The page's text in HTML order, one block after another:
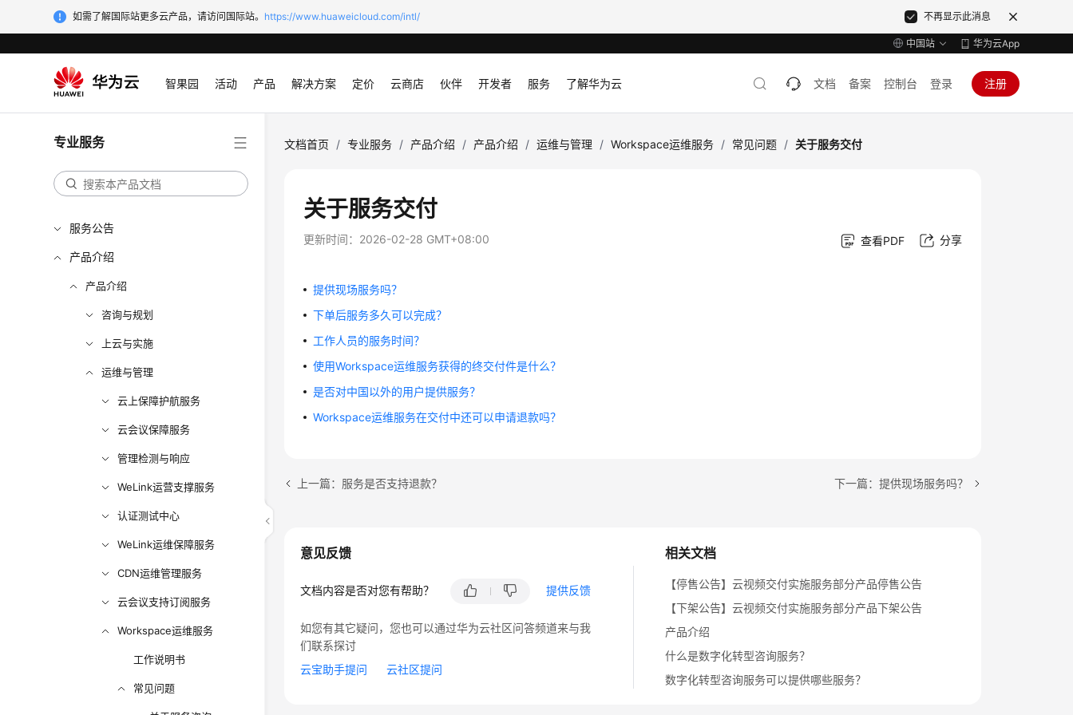
如需了解国际站更多云产品，请访问国际站。 https://www.huaweicloud.com/intl/ 不再显示此消息
中国站 华为云App
智果园 活动 产品 解决方案 定价 云商店 伙伴 开发者 服务 了解华为云 文档 备案 控制台 登录 注册
专业服务
服务公告
产品介绍
产品介绍
咨询与规划
上云与实施
运维与管理
云上保障护航服务
云会议保障服务
管理检测与响应
WeLink运营支撑服务
认证测试中心
WeLink运维保障服务
CDN运维管理服务
云会议支持订阅服务
Workspace运维服务
工作说明书
常见问题
文档首页 / 专业服务 / 产品介绍 / 产品介绍 / 运维与管理 / Workspace运维服务 / 常见问题 / 关于服务交付
关于服务交付
更新时间： 2026-02-28 GMT+08:00 查看PDF 分享
提供现场服务吗？
下单后服务多久可以完成？
工作人员的服务时间？
使用Workspace运维服务获得的终交付件是什么？
是否对中国以外的用户提供服务？
Workspace运维服务在交付中还可以申请退款吗？
上一篇：服务是否支持退款？ 下一篇：提供现场服务吗？
相关文档
【停售公告】云视频交付实施服务部分产品停售公告
【下架公告】云视频交付实施服务部分产品下架公告
产品介绍
什么是数字化转型咨询服务？
数字化转型咨询服务可以提供哪些服务？
意见反馈
文档内容是否对您有帮助？ 提供反馈
如您有其它疑问，您也可以通过华为云社区问答频道来与我
们联系探讨
云宝助手提问
云社区提问